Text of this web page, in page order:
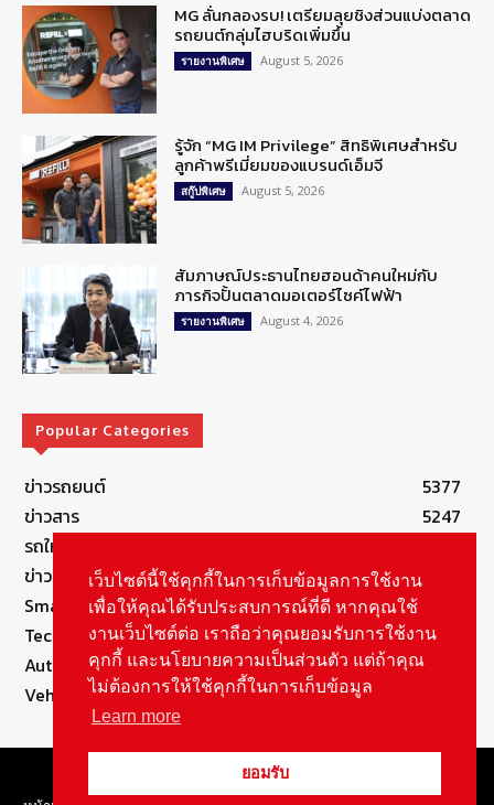
MG ลั่นกลองรบ! เตรียมลุยชิงส่วนแบ่งตลาด
รถยนต์กลุ่มไฮบริดเพิ่มขึ้น
รายงานพิเศษ August 5, 2026
รู้จัก “MG IM Privilege” สิทธิพิเศษสำหรับ
ลูกค้าพรีเมี่ยมของแบรนด์เอ็มจี
สกู๊ปพิเศษ August 5, 2026
สัมภาษณ์ประธานไทยฮอนด้าคนใหม่กับ
ภารกิจปั้นตลาดมอเตอร์ไซค์ไฟฟ้า
รายงานพิเศษ August 4, 2026
Popular Categories
ข่าวรถยนต์
5377
ข่าวสาร
5247
รถใหม่
ข่าวประชาสัมพันธ์
Smart Life
Technology
Autolife Lifestyle
Vehicle
© Copyright 2021, All Rights Reserved Autolifethailand
เว็บไซต์นี้ใช้คุกกี้ในการเก็บข้อมูลการใช้งาน
เพื่อให้คุณได้รับประสบการณ์ที่ดี หากคุณใช้
งานเว็บไซต์ต่อ เราถือว่าคุณยอมรับการใช้งาน
คุกกี้ และนโยบายความเป็นส่วนตัว แต่ถ้าคุณ
ไม่ต้องการให้ใช้คุกกี้ในการเก็บข้อมูล
Learn more
ยอมรับ